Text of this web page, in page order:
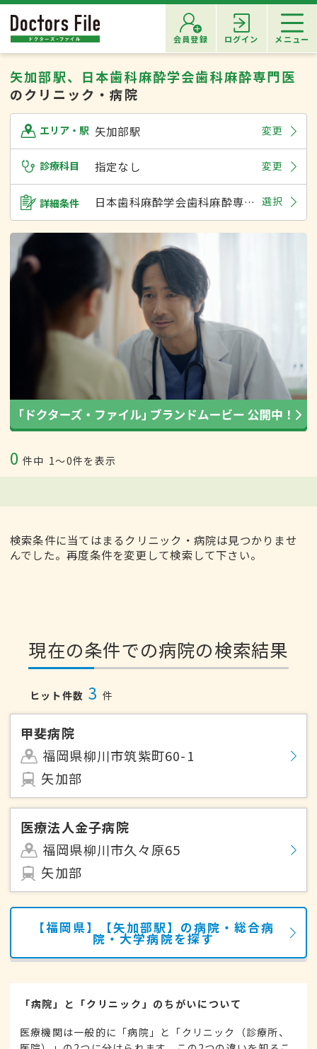
会員登録 ログイン メニュー
矢加部駅、日本歯科麻酔学会歯科麻酔専門医
のクリニック・病院
エリア・駅 矢加部駅 変更
診療科目 指定なし 変更
詳細条件 日本歯科麻酔学会歯科麻酔専門医 選択
0 件中 1〜0件を表示
検索条件に当てはまるクリニック・病院は見つかりませ
んでした。再度条件を変更して検索して下さい。
現在の条件での病院の検索結果
ヒット件数 3 件
甲斐病院
福岡県柳川市筑紫町60-1
矢加部
医療法人金子病院
福岡県柳川市久々原65
矢加部
【福岡県】【矢加部駅】の病院・総合病
院・大学病院を探す
「病院」と「クリニック」のちがいについて
医療機関は一般的に「病院」と「クリニック（診療所、